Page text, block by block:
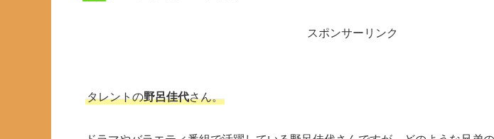
スポンサーリンク
タレントの野呂佳代さん。